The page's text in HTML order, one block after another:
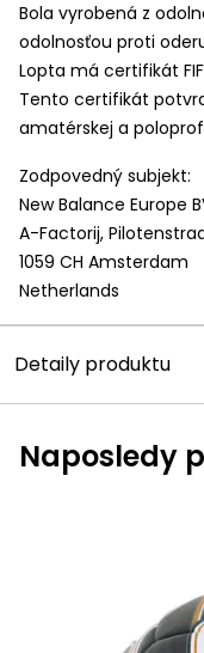
Bola vyrobená z
odolnosťou proti
Lopta má certifikát
Tento certifikát
amatérskej a
Zodpovedný subjekt:
New Balance Europe
A-Factorij,
1059 CH Amsterdam
Netherlands
Detaily produktu
Naposledy